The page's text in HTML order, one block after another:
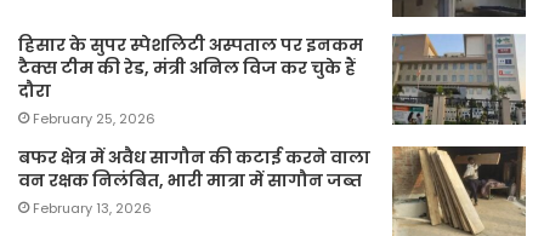
हिसार के सुपर स्पेशलिटी अस्पताल पर इनकम
टैक्स टीम की रेड, मंत्री अनिल विज कर चुके हैं
दौरा
February 25, 2026
बफर क्षेत्र में अवैध सागौन की कटाई करने वाला
वन रक्षक निलंबित, भारी मात्रा में सागौन जब्त
February 13, 2026